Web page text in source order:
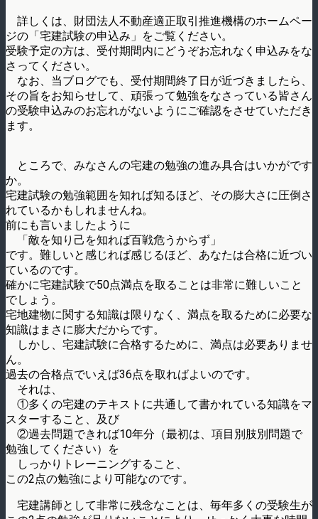
詳しくは、財団法人不動産適正取引推進機構のホームペー
ジの「宅建試験の申込み」をご覧ください。
受験予定の方は、受付期間内にどうぞお忘れなく申込みをな
さってください。
なお、当ブログでも、受付期間終了日が近づきましたら、
その旨をお知らせして、頑張って勉強をなさっている皆さん
の受験申込みのお忘れがないようにご確認をさせていただき
ます。
ところで、みなさんの宅建の勉強の進み具合はいかがです
か。
宅建試験の勉強範囲を知れば知るほど、その膨大さに圧倒さ
れているかもしれませんね。
前にも言いましたように
「敵を知り己を知れば百戦危うからず」
です。難しいと感じれば感じるほど、あなたは合格に近づい
ているのです。
確かに宅建試験で50点満点を取ることは非常に難しいこと
でしょう。
宅地建物に関する知識は限りなく、満点を取るために必要な
知識はまさに膨大だからです。
しかし、宅建試験に合格するために、満点は必要ありませ
ん。
過去の合格点でいえば36点を取ればよいのです。
それは、
①多くの宅建のテキストに共通して書かれている知識をマ
スターすること、及び
②過去問題できれば10年分（最初は、項目別肢別問題で
勉強してください）を
しっかりトレーニングすること、
この2点の勉強により可能なのです。
宅建講師として非常に残念なことは、毎年多くの受験生が